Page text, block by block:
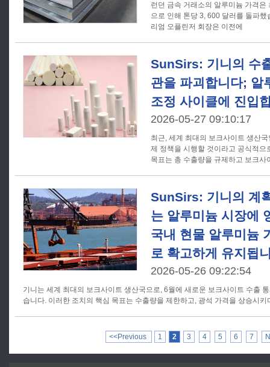
런던 금속 거래소의 알루미늄 가격
으로 인해 톤당 3, 600 달러를 돌파했습니다. 미국 알루미
리엄 오플린저 회장은 이전에
SunSirs: 기니의 수
관을 파괴합니다; 알
조정 사이클에 진입
2026-05-27 09:10:17
최근, 세계 최대의 보크사이트 생산
제 정책을 시행할 것이라고 공식적으
목표는 총 수출량을 규제하고 보크
SunSirs: 기니의 계
는 알루미늄 시장에
국내 현물 알루미늄
로 확고하게 유지됩
2026-05-26 09:22:54
기니는 세계 최대의 보크사이트 생산국으로, 6월에 새로운 보크사이트 수출
습니다. 이러한 조치의 핵심 목표는 수출량을 제한하고, 광석 가격을 상승시키
<<Previous 1 2 3 4 5 6 7